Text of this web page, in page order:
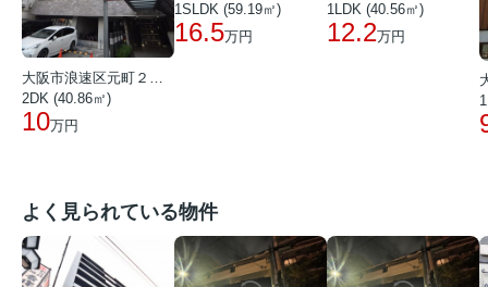
大阪市浪速区元町２丁目
2DK (40.86㎡)
10万円
1SLDK (59.19㎡)
16.5万円
1LDK (40.56㎡)
12.2万円
よく見られている物件